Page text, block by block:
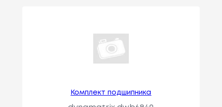
Комплект подшипника